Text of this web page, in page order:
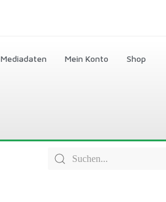
Mediadaten Mein Konto Shop